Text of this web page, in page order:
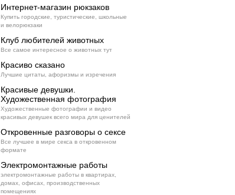
Интернет-магазин рюкзаков
Купить городские, туристические, школьные
и велорюкзаки
Клуб любителей животных
Все самое интересное о животных тут
Красиво сказано
Лучшие цитаты, афоризмы и изречения
Красивые девушки.
Художественная фотография
Художественные фотографии и видео
красивых девушек всего мира для ценителей
Откровенные разговоры о сексе
Все лучшее в мире секса в откровенном
формате
Электромонтажные работы
электромонтажные работы в квартирах,
домах, офисах, производственных
помещениях